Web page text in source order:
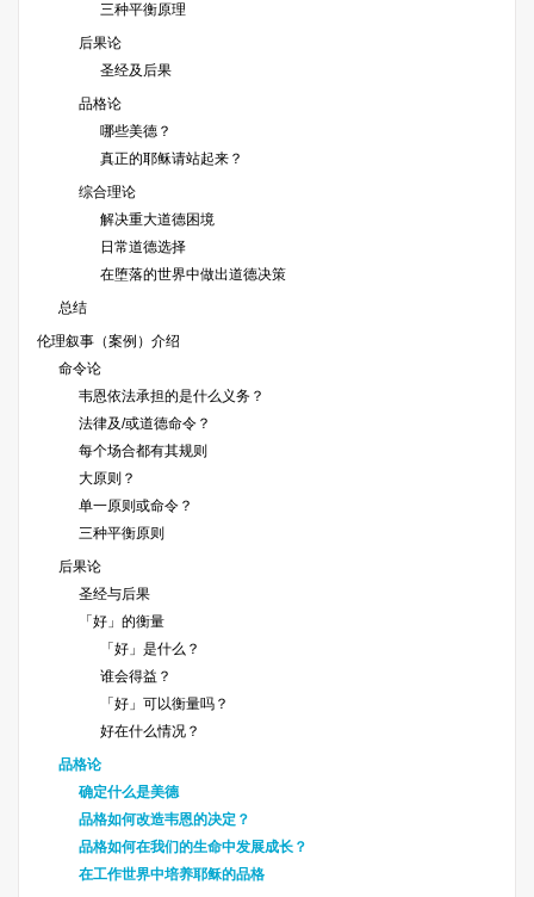
三种平衡原理
后果论
圣经及后果
品格论
哪些美德？
真正的耶稣请站起来？
综合理论
解决重大道德困境
日常道德选择
在堕落的世界中做出道德决策
总结
伦理叙事（案例）介绍
命令论
韦恩依法承担的是什么义务？
法律及/或道德命令？
每个场合都有其规则
大原则？
单一原则或命令？
三种平衡原则
后果论
圣经与后果
「好」的衡量
「好」是什么？
谁会得益？
「好」可以衡量吗？
好在什么情况？
品格论
确定什么是美德
品格如何改造韦恩的决定？
品格如何在我们的生命中发展成长？
在工作世界中培养耶稣的品格